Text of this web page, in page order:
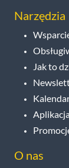
Narzędzia
Jak to
O nas